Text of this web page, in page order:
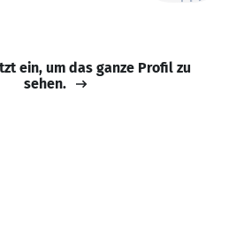
ein, um das ganze Profil zu
sehen.